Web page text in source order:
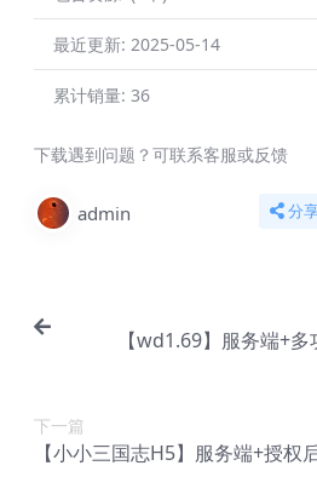
最近更新: 2025-05-14
累计销量: 36
下载遇到问题？可联系客服或反馈
admin 分
【wd1.69】服务端+
下一篇
【小小三国志H5】服务端+授权